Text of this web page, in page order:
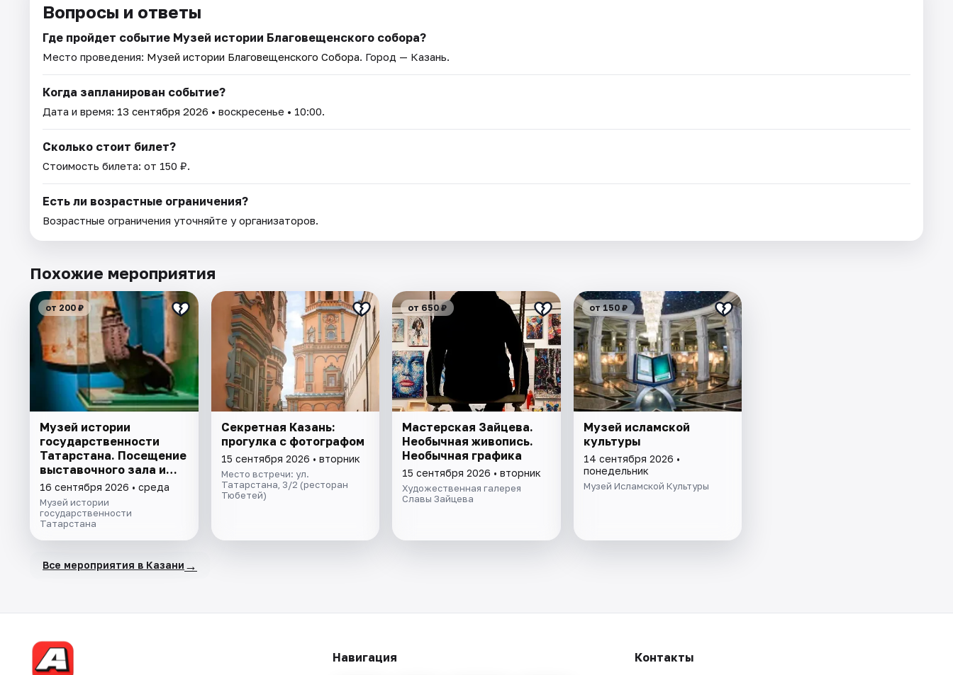
Вопросы и ответы
Где пройдет событие Музей истории Благовещенского собора?
Место проведения: Музей истории Благовещенского Собора. Город — Казань.
Когда запланирован событие?
Дата и время: 13 сентября 2026 • воскресенье • 10:00.
Сколько стоит билет?
Стоимость билета: от 150 ₽.
Есть ли возрастные ограничения?
Возрастные ограничения уточняйте у организаторов.
Похожие мероприятия
от 200 ₽
Музей истории
государственности
Татарстана. Посещение
выставочного зала и
экспозиции
16 сентября 2026 • среда
Музей истории
государственности
Татарстана
Секретная Казань:
прогулка с фотографом
15 сентября 2026 • вторник
Место встречи: ул.
Татарстана, 3/2 (ресторан
Тюбетей)
от 650 ₽
Мастерская Зайцева.
Необычная живопись.
Необычная графика
15 сентября 2026 • вторник
Художественная галерея
Славы Зайцева
от 150 ₽
Музей исламской
культуры
14 сентября 2026 •
понедельник
Музей Исламской Культуры
Все мероприятия в Казани →
Навигация Контакты